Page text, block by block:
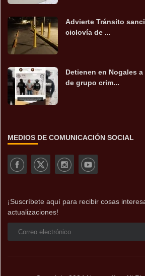
Advierte Tránsito
ciclovía de ...
Detienen en Nogales
de grupo crim...
MEDIOS DE COMUNICACIÓN SOCIAL
¡Suscríbete aquí para recibir cosas
actualizaciones!